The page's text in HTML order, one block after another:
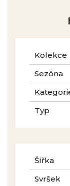
Kolekce
Sezóna
Typ
Šířka
Svršek